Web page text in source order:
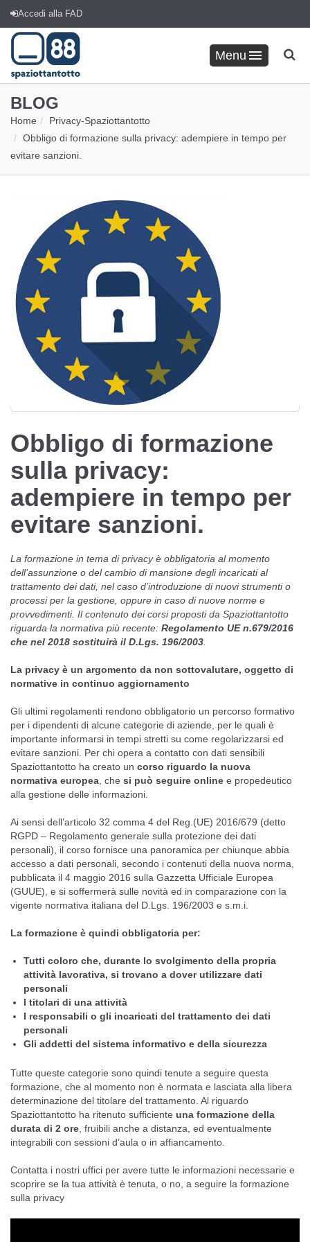
Accedi alla FAD
Menu
BLOG
Home Privacy-Spaziottantotto
Obbligo di formazione sulla privacy: adempiere in tempo per
evitare sanzioni.
Obbligo di formazione
sulla privacy:
adempiere in tempo per
evitare sanzioni.
La formazione in tema di privacy è obbligatoria al momento
dell’assunzione o del cambio di mansione degli incaricati al
trattamento dei dati, nel caso d’introduzione di nuovi strumenti o
processi per la gestione, oppure in caso di nuove norme e
provvedimenti. Il contenuto dei corsi proposti da Spaziottantotto
riguarda la normativa più recente: Regolamento UE n.679/2016
che nel 2018 sostituirà il D.Lgs. 196/2003
La privacy è un argomento da non sottovalutare, oggetto di
normative in continuo aggiornamento
Gli ultimi regolamenti rendono obbligatorio un percorso formativo
per i dipendenti di alcune categorie di aziende, per le quali è
importante informarsi in tempi stretti su come regolarizzarsi ed
evitare sanzioni. Per chi opera a contatto con dati sensibili
Spaziottantotto ha creato un corso riguardo la nuova
normativa europea , che si può seguire online e propedeutico
alla gestione delle informazioni.
Ai sensi dell’articolo 32 comma 4 del Reg.(UE) 2016/679 (detto
RGPD – Regolamento generale sulla protezione dei dati
personali), il corso fornisce una panoramica per chiunque abbia
accesso a dati personali, secondo i contenuti della nuova norma,
pubblicata il 4 maggio 2016 sulla Gazzetta Ufficiale Europea
(GUUE), e si soffermerà sulle novità ed in comparazione con la
vigente normativa italiana del D.Lgs. 196/2003 e s.m.i.
La formazione è quindi obbligatoria per:
Tutti coloro che, durante lo svolgimento della propria
attività lavorativa, si trovano a dover utilizzare dati
personali
I titolari di una attività
I responsabili o gli incaricati del trattamento dei dati
personali
Gli addetti del sistema informativo e della sicurezza
Tutte queste categorie sono quindi tenute a seguire questa
formazione, che al momento non è normata e lasciata alla libera
determinazione del titolare del trattamento. Al riguardo
Spaziottantotto ha ritenuto sufficiente una formazione della
durata di 2 ore, fruibili anche a distanza, ed eventualmente
integrabili con sessioni d’aula o in affiancamento.
Contatta i nostri uffici per avere tutte le informazioni necessarie e
scoprire se la tua attività è tenuta, o no, a seguire la formazione
sulla privacy